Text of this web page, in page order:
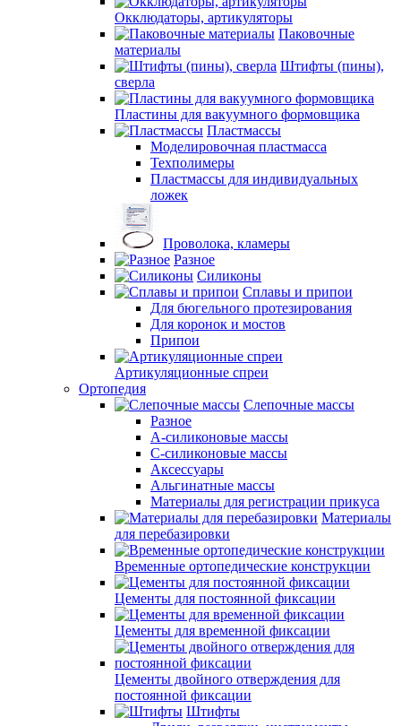
Окклюдаторы, артикуляторы
Паковочные
материалы
Штифты (пины),
сверла
Пластины для вакуумного формовщика
Пластмассы
Моделировочная пластмасса
Техполимеры
Пластмассы для индивидуальных
ложек
Проволока, кламеры
Разное
Силиконы
Сплавы и припои
Для бюгельного протезирования
Для коронок и мостов
Припои
Артикуляционные спреи
Ортопедия
Слепочные массы
Разное
А-силиконовые массы
С-силиконовые массы
Аксессуары
Альгинатные массы
Материалы для регистрации прикуса
Материалы
для перебазировки
Временные ортопедические конструкции
Цементы для постоянной фиксации
Цементы для временной фиксации
Цементы двойного отверждения для
постоянной фиксации
Штифты